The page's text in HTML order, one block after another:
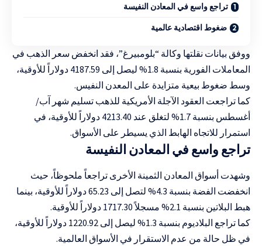
تراجع واسع في المعادن النفيسة
ضغوط اقتصادية عالمية
ووفق بيانات نقلتها وكالة “بلومبيرغ”، فقد انخفض سعر الذهب في
المعاملات الفورية بنسبة 1.8% ليصل إلى 4187.59 دولاراً للأوقية،
وسط ضغوط بيعية متزايدة على المعدن النفيس.
كما تراجعت العقود الآجلة الأمريكية للذهب تسليم شهر آب/
أغسطس بنسبة 1.7% لتغلق عند 4213.40 دولاراً للأوقية، في
استمرار للاتجاه الهابط الذي يسيطر على الأسواق.
تراجع واسع في المعادن النفيسة
وشهدت أسواق المعادن الثمينة الأخرى تراجعاً ملحوظاً، حيث
انخفضت الفضة بنسبة 4.3% لتصل إلى 65.23 دولاراً للأوقية، بينما
هبط البلاتين بنسبة 2.1% مسجلاً 1717.30 دولاراً للأوقية.
كما تراجع البلاديوم بنسبة 1.3% ليصل إلى 1220.92 دولاراً للأوقية،
في ظل حالة من عدم الاستقرار في الأسواق العالمية.